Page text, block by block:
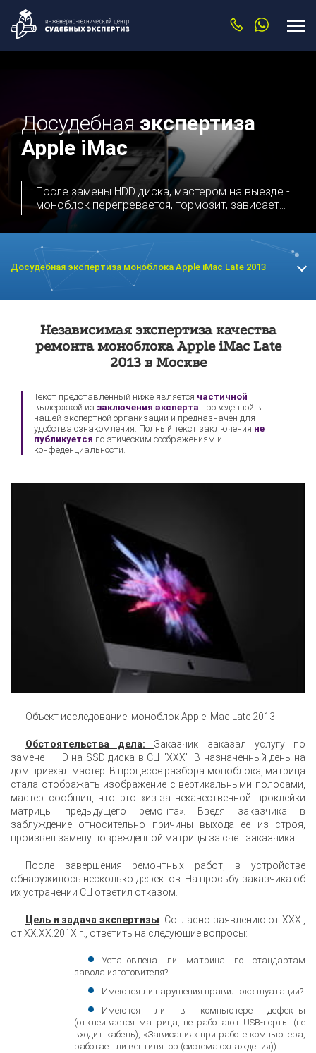
Досудебная экспертиза
Apple iMac
После замены HDD диска, мастером на выезде -
моноблок перегревается, тормозит, зависает...
Досудебная экспертиза моноблока Apple iMac Late 2013
Sony
Независимая экспертиза качества
ремонта моноблока Apple iMac Late
2013 в Москве
Текст представленный ниже является частичной
выдержкой из заключения эксперта проведенной в
нашей экспертной организации и предназначен для
удобства ознакомления. Полный текст заключения не
публикуется по этическим соображениям и
конфеденциальности.
Объект исследование: моноблок Apple iMac Late 2013
Обстоятельства дела: Заказчик заказал услугу по
замене HHD на SSD диска в СЦ "ХХХ". В назначенный день на
дом приехал мастер. В процессе разбора моноблока, матрица
стала отображать изображение с вертикальными полосами,
мастер сообщил, что это «из-за некачественной проклейки
матрицы предыдущего ремонта». Введя заказчика в
заблуждение относительно причины выхода ее из строя,
произвел замену поврежденной матрицы за счет заказчика.
После завершения ремонтных работ, в устройстве
обнаружилось несколько дефектов. На просьбу заказчика об
их устранении СЦ ответил отказом.
Цель и задача экспертизы: Согласно заявлению от ХХХ.,
от ХХ.ХХ.201Х г., ответить на следующие вопросы:
Установлена ли матрица по стандартам
завода изготовителя?
Имеются ли нарушения правил эксплуатации?
Имеются ли в компьютере дефекты
(отклеивается матрица, не работают USB-порты (не
входит кабель), «Зависания» при работе компьютера,
работает ли вентилятор (система охлаждения))